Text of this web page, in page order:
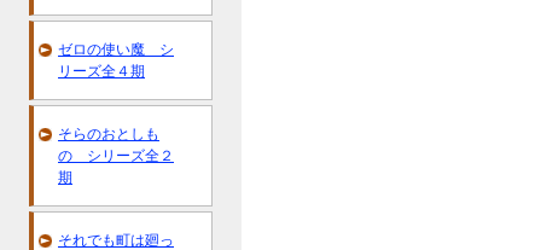
ゼロの使い魔 シ
リーズ全４期
そらのおとしも
の シリーズ全２
期
それでも町は廻っ